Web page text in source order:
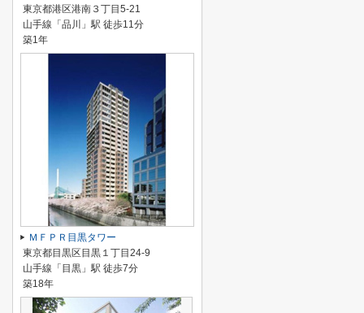
東京都港区港南３丁目5-21
山手線「品川」駅 徒歩11分
築1年
ＭＦＰＲ目黒タワー
東京都目黒区目黒１丁目24-9
山手線「目黒」駅 徒歩7分
築18年